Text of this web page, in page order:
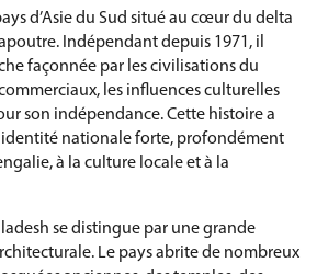
d’Asie du Sud situé au cœur du delta
Indépendant depuis 1971, il
façonnée par les civilisations du
les influences culturelles
son indépendance. Cette histoire a
nationale forte, profondément
à la culture locale et à la
se distingue par une grande
Le pays abrite de nombreux